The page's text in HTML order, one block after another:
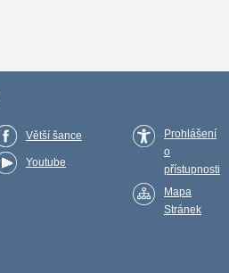
Větší šance
Youtube
Prohlášení
o
přístupnosti
Mapa
Stránek